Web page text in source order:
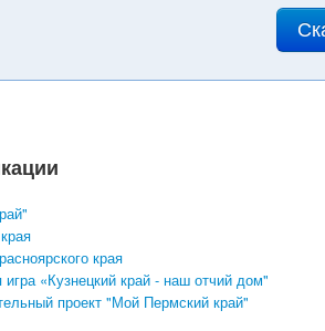
края
игра «Кузнецкий край - наш отчий дом"
проект "Мой Пермский край"